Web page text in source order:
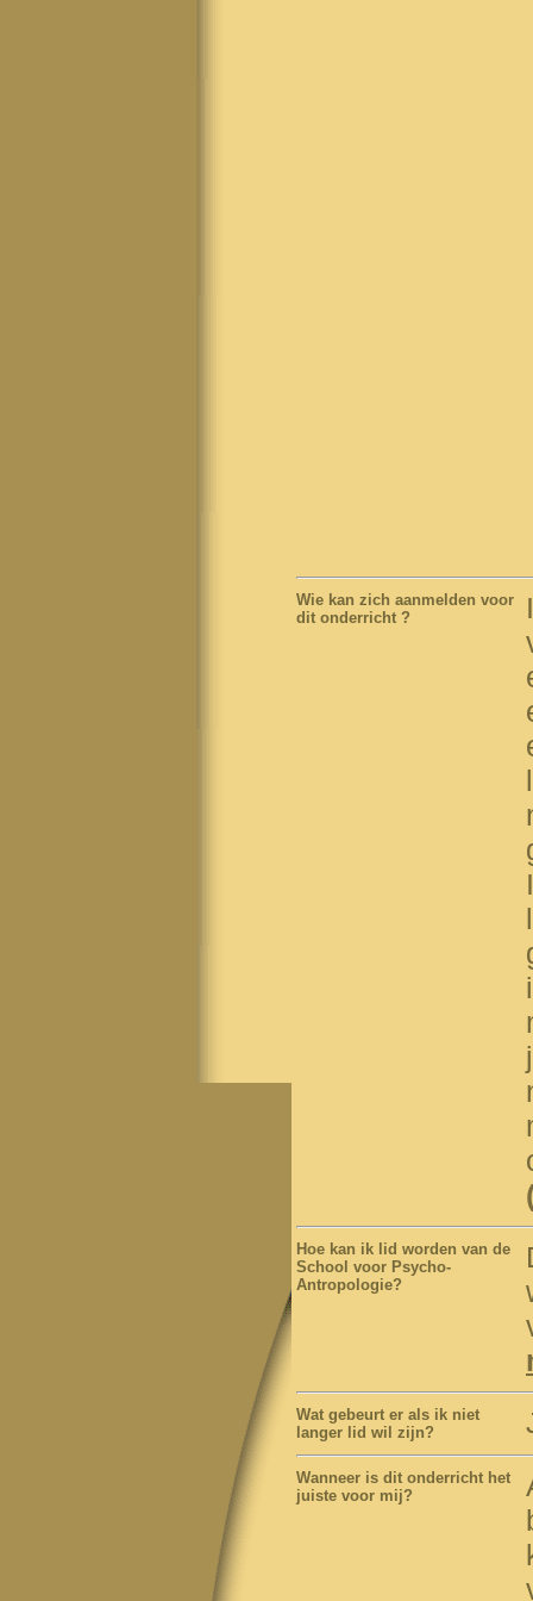
Wie kan zich aanmelden voor
dit onderricht ?
Hoe kan ik lid worden van de
School voor Psycho-
Antropologie?
Wat gebeurt er als ik niet
langer lid wil zijn?
Wanneer is dit onderricht het
juiste voor mij?